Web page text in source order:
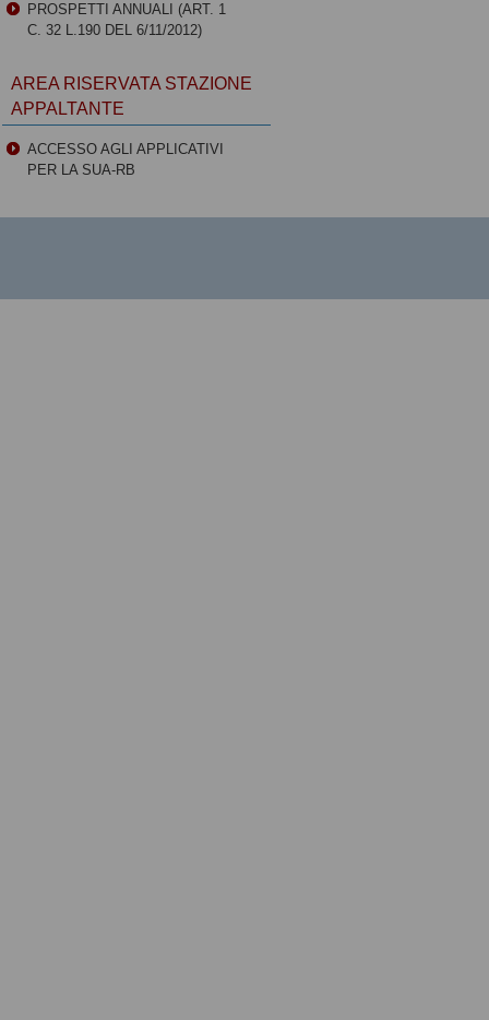
PROSPETTI ANNUALI (ART. 1
C. 32 L.190 DEL 6/11/2012)
AREA RISERVATA STAZIONE
APPALTANTE
ACCESSO AGLI APPLICATIVI
PER LA SUA-RB